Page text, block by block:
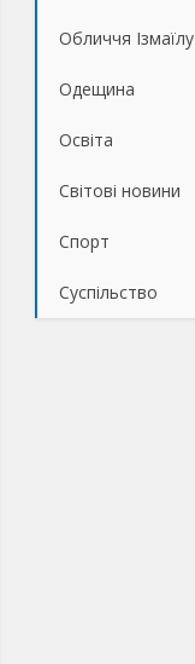
Обличчя Ізмаїлу
Одещина
Освіта
Світові новини
Спорт
Суспільство